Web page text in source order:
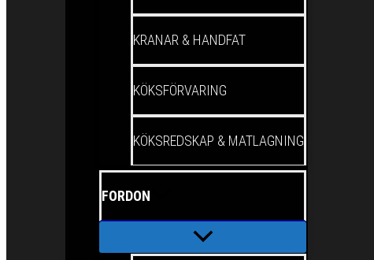
KRANAR & HANDFAT
KÖKSFÖRVARING
KÖKSREDSKAP & MATLAGNING
FORDON